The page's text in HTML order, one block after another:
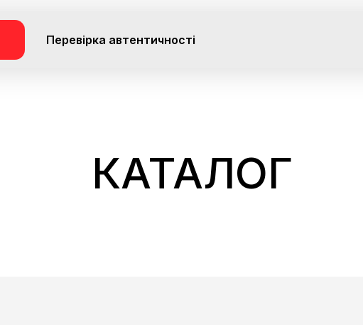
Перевірка автентичності
КАТАЛОГ